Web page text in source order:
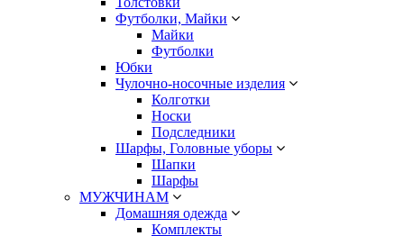
Футболки, Майки
Майки
Футболки
Юбки
Чулочно-носочные изделия
Колготки
Носки
Подследники
Шарфы, Головные уборы
Шапки
Шарфы
МУЖЧИНАМ
Домашняя одежда
Комплекты